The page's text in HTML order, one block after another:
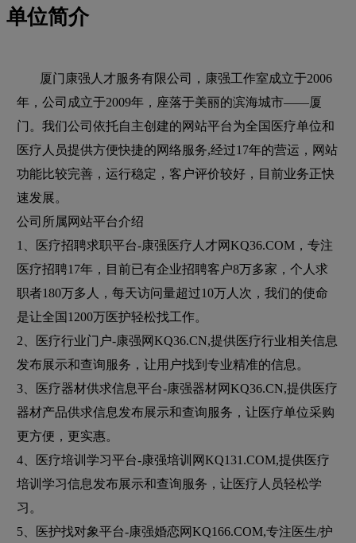
单位简介
厦门康强人才服务有限公司，康强工作室成立于2006
年，公司成立于2009年，座落于美丽的滨海城市——厦
门。我们公司依托自主创建的网站平台为全国医疗单位和
医疗人员提供方便快捷的网络服务,经过17年的营运，网站
功能比较完善，运行稳定，客户评价较好，目前业务正快
速发展。
公司所属网站平台介绍
1、医疗招聘求职平台-康强医疗人才网KQ36.COM，专注
医疗招聘17年，目前已有企业招聘客户8万多家，个人求
职者180万多人，每天访问量超过10万人次，我们的使命
是让全国1200万医护轻松找工作。
2、医疗行业门户-康强网KQ36.CN,提供医疗行业相关信息
发布展示和查询服务，让用户找到专业精准的信息。
3、医疗器材供求信息平台-康强器材网KQ36.CN,提供医疗
器材产品供求信息发布展示和查询服务，让医疗单位采购
更方便，更实惠。
4、医疗培训学习平台-康强培训网KQ131.COM,提供医疗
培训学习信息发布展示和查询服务，让医疗人员轻松学
习。
5、医护找对象平台-康强婚恋网KQ166.COM,专注医生/护